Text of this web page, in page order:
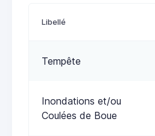
Libellé
Tempête
Inondations et/ou
Coulées de Boue